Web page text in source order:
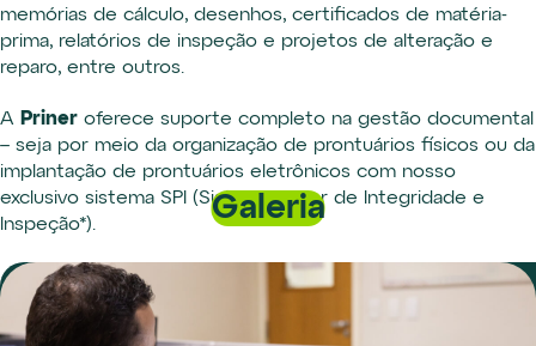
memórias de cálculo, desenhos, certificados de matéria-
prima, relatórios de inspeção e projetos de alteração e
reparo, entre outros.
A Priner oferece suporte completo na gestão documental
– seja por meio da organização de prontuários físicos ou da
implantação de prontuários eletrônicos com nosso
exclusivo sistema SPI (Sistema Priner de Integridade e
Inspeção*).
Galeria